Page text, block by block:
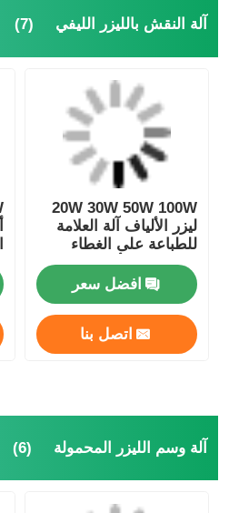
آلة النقش بالليزر الليفي (7)
20W 30W 50W 100W
ليزر الألياف آلة العلامة
للطباعة على الغطاء
المعدني / الألومنيوم
افضل سعر
اتصل بنا
آلة وسم الليزر المحمولة (6)